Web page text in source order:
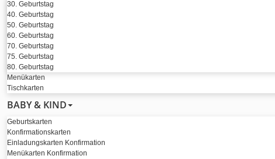
30. Geburtstag
40. Geburtstag
50. Geburtstag
60. Geburtstag
70. Geburtstag
75. Geburtstag
80. Geburtstag
Menükarten
Tischkarten
BABY & KIND
Geburtskarten
Konfirmationskarten
Einladungskarten Konfirmation
Menükarten Konfirmation